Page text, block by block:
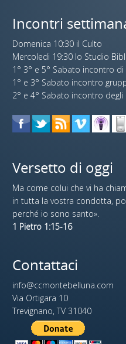
Incontri
Domenica 10:30 il Culto
Mercoledi 19:30 lo Studio
1° 3° e 5° Sabato incontro di
1° e 3° Sabato incontro
2° e 4° Sabato incontro degli
Versetto di oggi
Ma come colui che vi ha
in tutta la vostra condotta,
perché io sono santo».
1 Pietro 1:15-16
Contattaci
info@ccmontebelluna.com
Via Ortigara 10
Trevignano, TV 31040